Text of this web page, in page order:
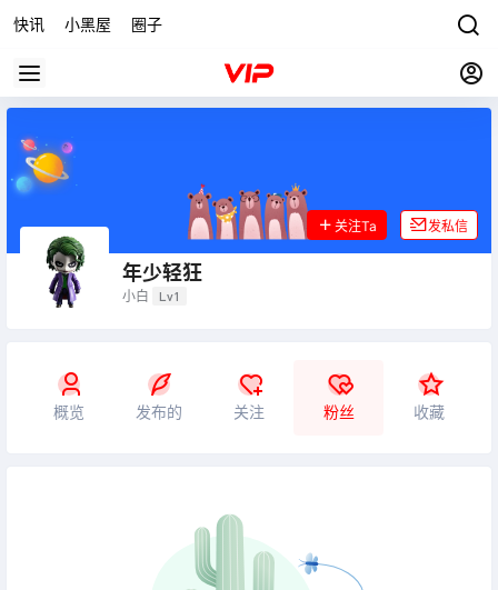
快讯 小黑屋 圈子
年少轻狂
小白 Lv1
关注Ta 发私信
概览 发布的 关注 粉丝 收藏